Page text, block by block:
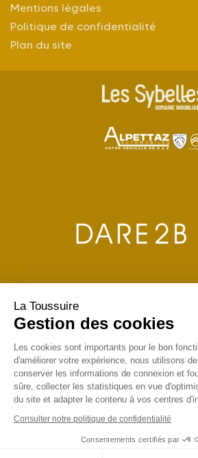
Mentions légales
Politique de confidentialité
Plan du site
La Toussuire
Gestion des cookies
Les cookies sont importants pour le bon
d'améliorer votre expérience, nous utilisons
conserver les informations de connexion et
sûre, collecter les statistiques en vue
du site et adapter le contenu à vos centres
Consulter notre politique de confidentialité
Consentements certifiés par